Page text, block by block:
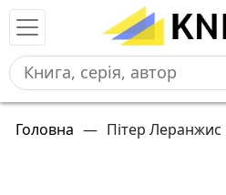
Головна — Пітер Леранжис